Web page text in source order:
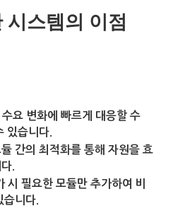
시스템의 이점
수요 변화에 빠르게 대응할 수
있습니다.
듈 간의 최적화를 통해 자원을 효
.
시 필요한 모듈만 추가하여 비
니다.